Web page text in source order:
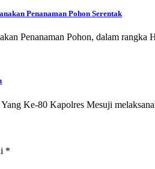
Penanaman Pohon Serentak
Penanaman Pohon, dalam
Ke-80 Kapolres Mesuji
*